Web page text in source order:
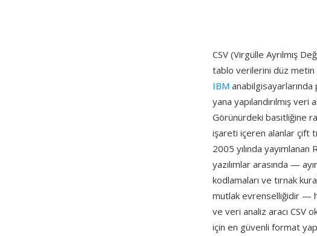
CSV (Virgülle Ayrılmış
tablo verilerini düz metin
IBM anabilgisayarlarında
yana yapılandırılmış
Görünürdeki basitliğine
işareti içeren alanlar çift
2005 yılında
yazılımlar arasında —
kodlamaları ve tırnak
mutlak evrenselliğidir —
ve veri analiz aracı CSV
için en güvenli format